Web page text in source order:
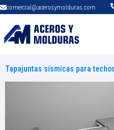
comercial@acerosymolduras.com
Tapajuntas sísmicas para